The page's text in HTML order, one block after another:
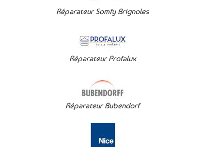
Réparateur Somfy Brignoles
Réparateur Profalux
Réparateur Bubendorf